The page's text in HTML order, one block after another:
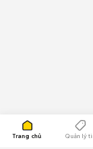
Trang chủ Quản lý